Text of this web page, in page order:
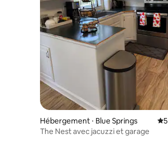
Hébergement ⋅ Blue Springs
The Nest avec jacuzzi et garage